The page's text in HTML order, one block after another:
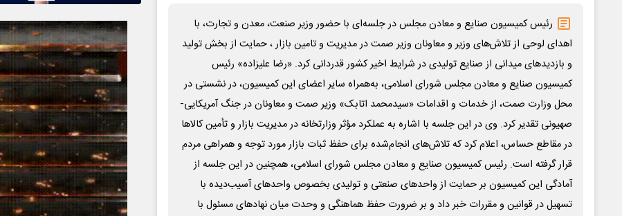
رئیس کمیسیون صنایع و معادن مجلس در جلسه‌ای با حضور وزیر صنعت، معدن ‌و تجارت، با
اهدای لوحی از تلاش‌های وزیر و معاونان وزیر صمت در مدیریت و تامین بازار ، حمایت از بخش تولید
و بازدیدهای میدانی از صنایع تولیدی در شرایط اخیر کشور قدردانی کرد. «رضا علیزاده» رئیس
کمیسیون صنایع و معادن مجلس شورای اسلامی، به‌همراه سایر اعضای این کمیسیون، در نشستی در
محل وزارت صمت، از خدمات و اقدامات «سیدمحمد اتابک» وزیر صمت و معاونان در جنگ آمریکایی-
صهیونی تقدیر کرد. وی در این جلسه با اشاره به عملکرد مؤثر وزارتخانه در مدیریت بازار و تأمین کالاها
در مقاطع حساس، اعلام کرد که تلاش‌های انجام‌شده برای حفظ ثبات بازار مورد توجه و همراهی مردم
قرار گرفته است. رئیس کمیسیون صنایع و معادن مجلس شورای اسلامی، همچنین در این جلسه از
آمادگی این کمیسیون بر حمایت از واحدهای صنعتی و تولیدی بخصوص واحدهای آسیب‌دیده با
تسهیل در قوانین و مقررات خبر داد و بر ضرورت حفظ هماهنگی و وحدت میان نهادهای مسئول با